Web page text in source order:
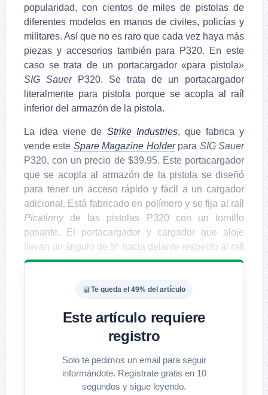
popularidad, con cientos de miles de pistolas de
diferentes modelos en manos de civiles, policías y
militares. Así que no es raro que cada vez haya más
piezas y accesorios también para P320. En este
caso se trata de un portacargador «para pistola»
SIG SauerP320. Se trata de un portacargador
literalmente para pistola porque se acopla al raíl
inferior del armazón de la pistola.
La idea viene de Strike Industries, que fabrica y
vende este Spare Magazine Holderpara SIG Sauer
P320, con un precio de $39.95. Este portacargador
que se acopla al armazón de la pistola se diseñó
para tener un acceso rápido y fácil a un cargador
adicional. Está fabricado en polímero y se fija al raíl
Picatinnyde las pistolas P320 con un tornillo
pasante. El portacargador y cargador que aloje
llevan un ángulo de 5º hacia delante respecto al raíl
de la pistola.
Te queda el 49% del artículo
Este artículo requiere
registro
Solo te pedimos un email para seguir
informándote. Regístrate gratis en 10
segundos y sigue leyendo.